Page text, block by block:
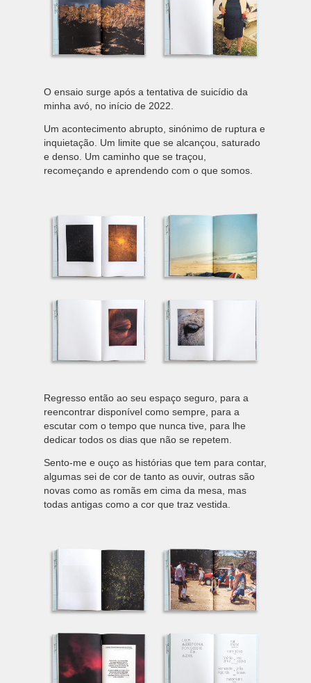
O ensaio surge após a tentativa de suicídio da
minha avó, no início de 2022.
Um acontecimento abrupto, sinónimo de ruptura e
inquietação. Um limite que se alcançou, saturado
e denso. Um caminho que se traçou,
recomeçando e aprendendo com o que somos.
Regresso então ao seu espaço seguro, para a
reencontrar disponível como sempre, para a
escutar com o tempo que nunca tive, para lhe
dedicar todos os dias que não se repetem.
Sento-me e ouço as histórias que tem para contar,
algumas sei de cor de tanto as ouvir, outras são
novas como as romãs em cima da mesa, mas
todas antigas como a cor que traz vestida.